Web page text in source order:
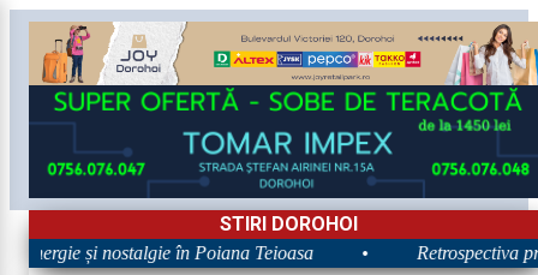
STIRI DOROHOI
și nostalgie în Poiana Teioasa Retrospectiva